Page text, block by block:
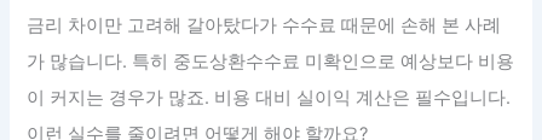
금리 차이만 고려해 갈아탔다가 수수료 때문에 손해 본 사례
가 많습니다. 특히 중도상환수수료 미확인으로 예상보다 비용
이 커지는 경우가 많죠. 비용 대비 실이익 계산은 필수입니다.
이런 실수를 줄이려면 어떻게 해야 할까요?